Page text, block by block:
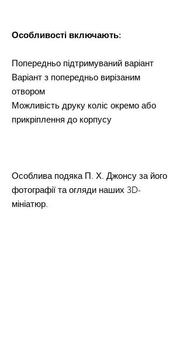
Особливості включають:
Попередньо підтримуваний варіант
Варіант з попередньо вирізаним
отвором
Можливість друку коліс окремо або
прикріплення до корпусу
Особлива подяка П. Х. Джонсу за його
фотографії та огляди наших 3D-
мініатюр.